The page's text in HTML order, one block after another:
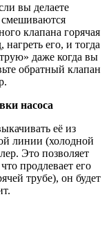
вы делаете
смешиваются
клапана горячая
его, и тогда
даже когда вы
обратный клапан
насоса
её из
линии (холодной
Это позволяет
продлевает его
трубе), он будет